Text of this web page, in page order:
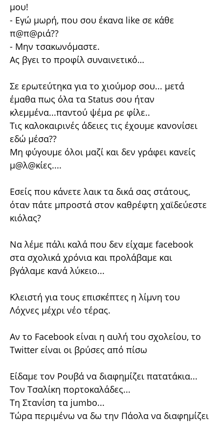
μου!
- Εγώ μωρή, που σου έκανα like σε κάθε
π@π@ριά??
- Μην τσακωνόμαστε.
Ας βγει το προφίλ συναινετικό…
Σε ερωτεύτηκα για το χιούμορ σου... μετά
έμαθα πως όλα τα Status σου ήταν
κλεμμένα...παντού ψέμα ρε φίλε..
Τις καλοκαιρινές άδειες τις έχουμε κανονίσει
εδώ μέσα??
Μη φύγουμε όλοι μαζί και δεν γράφει κανείς
μ@λ@κίες....
Εσείς που κάνετε λαικ τα δικά σας στάτους,
όταν πάτε μπροστά στον καθρέφτη χαϊδεύεστε
κιόλας?
Να λέμε πάλι καλά που δεν είχαμε facebook
στα σχολικά χρόνια και προλάβαμε και
βγάλαμε κανά λύκειο...
Κλειστή για τους επισκέπτες η λίμνη του
Λόχνες μέχρι νέο τέρας.
Αν το Facebook είναι η αυλή του σχολείου, το
Twitter είναι οι βρύσες από πίσω
Είδαμε τον Ρουβά να διαφημίζει πατατάκια...
Τον Τσαλίκη πορτοκαλάδες...
Τη Στανίση τα jumbo...
Τώρα περιμένω να δω την Πάολα να διαφημίζει